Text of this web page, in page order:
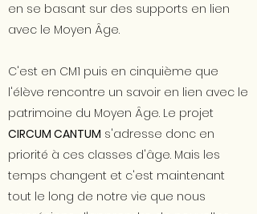
en se basant sur des supports en lien
avec le Moyen Âge.
C'est en CM1 puis en cinquième que
l'élève rencontre un savoir en lien avec le
patrimoine du Moyen Âge. Le projet
CIRCUM CANTUM s'adresse donc en
priorité à ces classes d'âge. Mais les
temps changent et c'est maintenant
tout le long de notre vie que nous